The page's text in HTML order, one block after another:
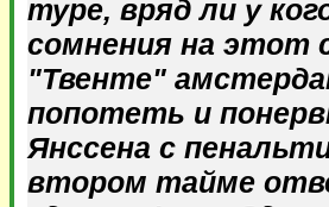
туре, вряд ли у
сомнения на этот
"Твенте"
попотеть и
Янссена с
втором тайме